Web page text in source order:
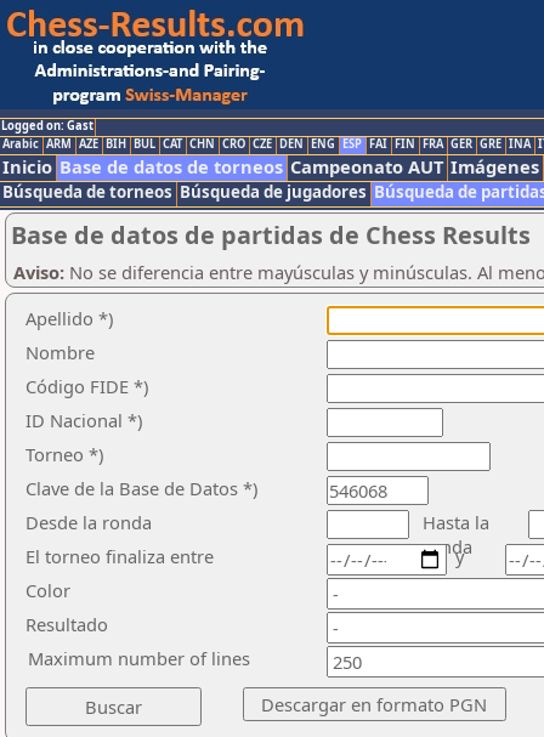
Logged on: Gast
Arabic ARM AZE BIH BUL CAT CHN CRO CZE DEN ENG ESP FAI FIN FRA GER GRE INA
Inicio Base de datos de torneos Campeonato AUT Imágenes
Búsqueda de torneos Búsqueda de jugadores Búsqueda de
Base de datos de partidas de Chess Results
Aviso: No se diferencia entre mayúsculas y minúsculas. Al
Apellido *)
Nombre
Código FIDE *)
ID Nacional *)
Torneo *)
Clave de la Base de Datos *)
Desde la ronda
Hasta la
ronda
El torneo finaliza entre
Color
Resultado
y
Maximum number of lines